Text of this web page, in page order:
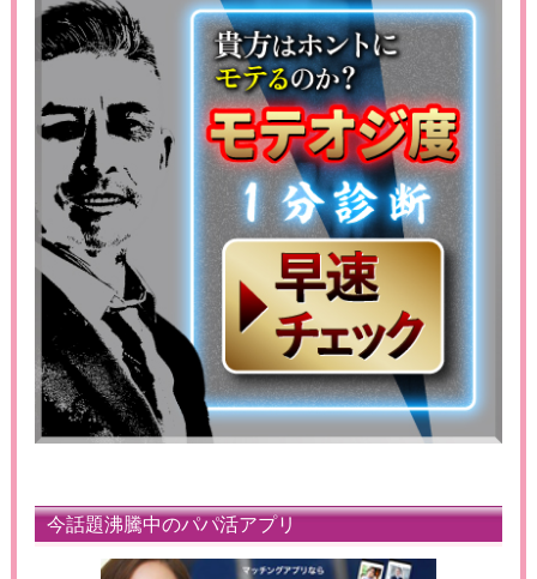
今話題沸騰中のパパ活アプリ